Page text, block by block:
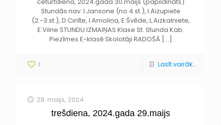
Stundās nav: I.Jansone (no 4.st.), I.Aizupiete
(2.-3.st.), D.Cinīte, I.Amoliņa, E.Švēde, L.Aizkalniete,
E.Vilne STUNDU IZMAIŅAS Klase St. Stunda Kab.
Piezīmes E-klasē Skolotāji RADOŠĀ […]
1 Lasīt vairāk...
28. maijs, 2024
trešdiena, 2024.gada 29.maijs